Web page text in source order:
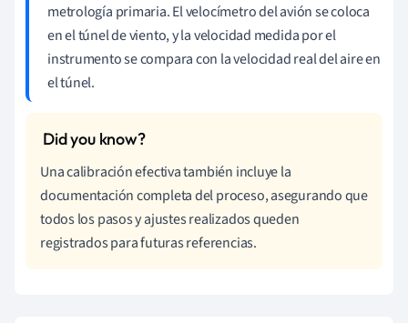
metrología primaria. El velocímetro del avión se coloca
en el túnel de viento, y la velocidad medida por el
instrumento se compara con la velocidad real del aire en
el túnel.
Una calibración efectiva también incluye la
documentación completa del proceso, asegurando que
todos los pasos y ajustes realizados queden
registrados para futuras referencias.